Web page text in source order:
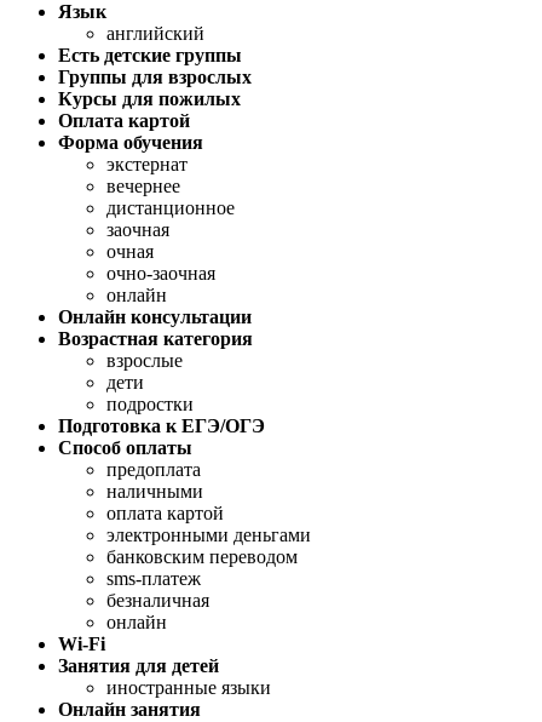
Язык
английский
Есть детские группы
Группы для взрослых
Курсы для пожилых
Оплата картой
Форма обучения
экстернат
вечернее
дистанционное
заочная
очная
очно-заочная
онлайн
Онлайн консультации
Возрастная категория
взрослые
дети
подростки
Подготовка к ЕГЭ/ОГЭ
Способ оплаты
предоплата
наличными
оплата картой
электронными деньгами
банковским переводом
sms-платеж
безналичная
онлайн
Wi-Fi
Занятия для детей
иностранные языки
Онлайн занятия